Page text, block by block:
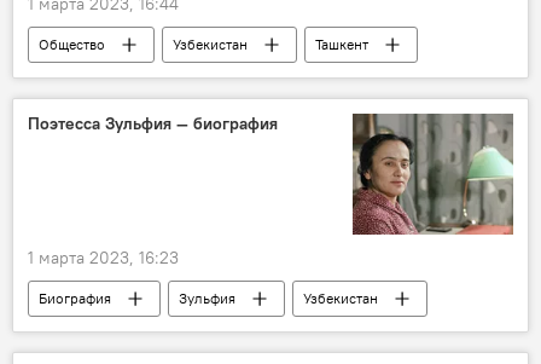
Общество Узбекистан
Ташкент
Росатом
энергетика Россия
Поэтесса Зульфия — биография
1 марта 2023, 16:23
Биография Зульфия
Узбекистан
поэт
Узбекская литература